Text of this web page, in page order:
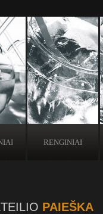
RENGINIAI
PAIEŠKA